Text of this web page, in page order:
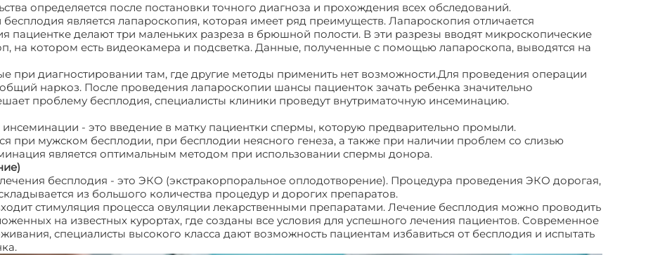
определяется после постановки точного диагноза и прохождения всех обследований.
является лапароскопия, которая имеет ряд преимуществ. Лапароскопия отличается
пациентке делают три маленьких разреза в брюшной полости. В эти разрезы вводят микроскопические
на котором есть видеокамера и подсветка. Данные, полученные с помощью лапароскопа, выводятся на
при диагностировании там, где другие методы применить нет возможности.Для проведения операции
наркоз. После проведения лапароскопии шансы пациенток зачать ребенка значительно
проблему бесплодия, специалисты клиники проведут внутриматочную инсеминацию.
- это введение в матку пациентки спермы, которую предварительно промыли.
при мужском бесплодии, при бесплодии неясного генеза, а также при наличии проблем со слизью
является оптимальным методом при использовании спермы донора.
бесплодия - это ЭКО (экстракорпоральное оплодотворение). Процедура проведения ЭКО дорогая,
из большого количества процедур и дорогих препаратов.
стимуляция процесса овуляции лекарственными препаратами. Лечение бесплодия можно проводить
на известных курортах, где созданы все условия для успешного лечения пациентов. Современное
специалисты высокого класса дают возможность пациентам избавиться от бесплодия и испытать